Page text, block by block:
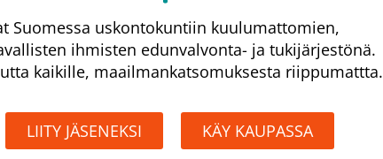
Suomessa uskontokuntiin kuulumattomien,
ihmisten edunvalvonta- ja tukijärjestönä.
kaikille, maailmankatsomuksesta riippumattta.
LIITY JÄSENEKSI KÄY KAUPASSA